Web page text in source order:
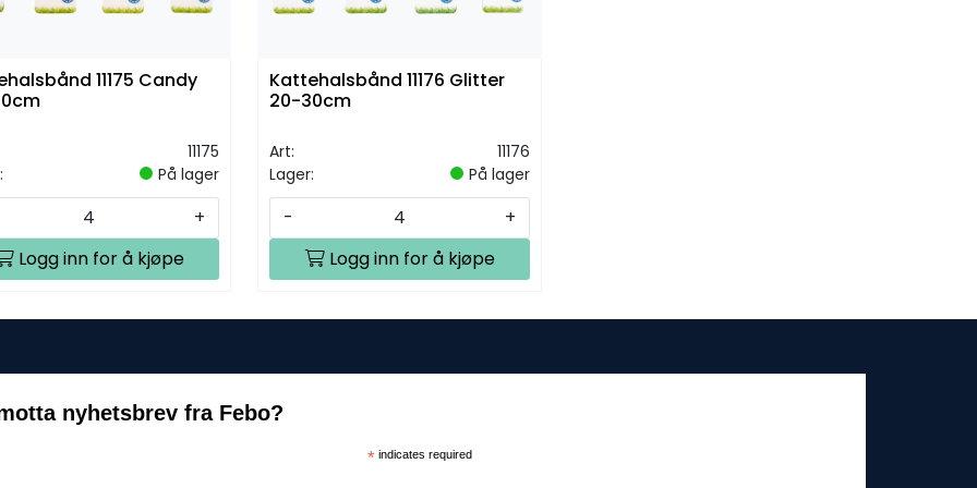
11175 Candy
11175
På lager
+
Logg inn for å kjøpe
Kattehalsbånd 11176 Glitter
20-30cm
Art:
11176
Lager:
På lager
-
+
Logg inn for å kjøpe
nyhetsbrev fra Febo?
*indicates required